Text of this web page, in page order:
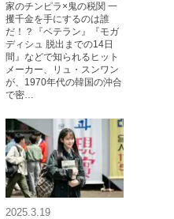
家のチンピラ×鬼の税関 一
攫千金を手にするのは誰
だ！？『ベテラン』『モガ
ディシュ 脱出までの14日
間』などで知られるヒット
メーカー、リュ・スンワン
が、1970年代の韓国の沖合
で密…
2025.3.19